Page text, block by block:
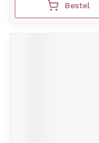
Bestel